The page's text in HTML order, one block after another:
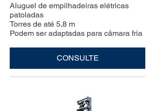
Aluguel de empilhadeiras elétricas
patoladas
Torres de até 5,8 m
Podem ser adaptadas para câmara fria
CONSULTE